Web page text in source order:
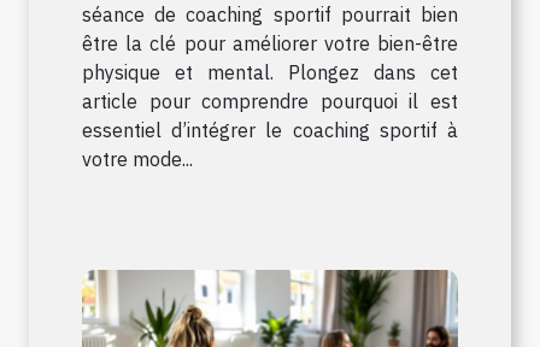
séance de coaching sportif pourrait bien
être la clé pour améliorer votre bien-être
physique et mental. Plongez dans cet
article pour comprendre pourquoi il est
essentiel d’intégrer le coaching sportif à
votre mode...